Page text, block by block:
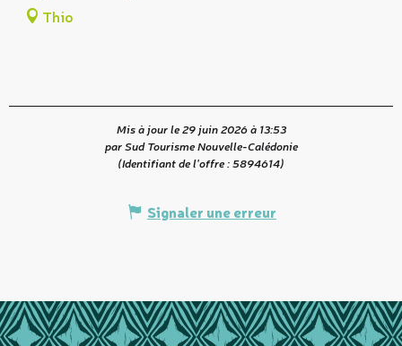
Thio
Mis à jour le 29 juin 2026 à 13:53
par Sud Tourisme Nouvelle-Calédonie
(Identifiant de l'offre :5894614)
Signaler une erreur